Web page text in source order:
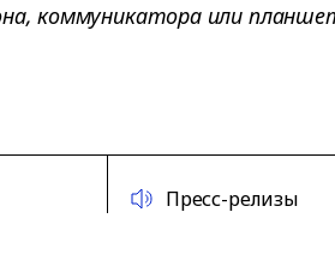
коммуникатора или
Пресс-релизы